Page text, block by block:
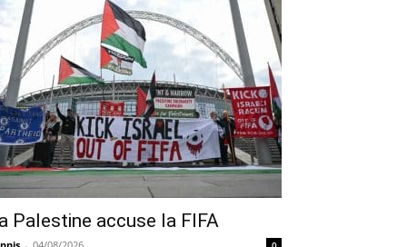
Palestine accuse la FIFA